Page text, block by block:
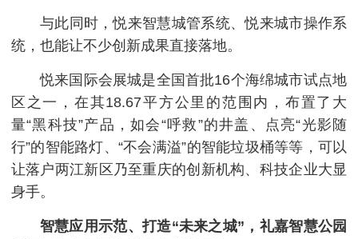
与此同时，悦来智慧城管系统、悦来城市操作系
统，也能让不少创新成果直接落地。
悦来国际会展城是全国首批16个海绵城市试点地
区之一，在其18.67平方公里的范围内，布置了大
量“黑科技”产品，如会“呼救”的井盖、点亮“光影随
行”的智能路灯、“不会满溢”的智能垃圾桶等等，可以
让落户两江新区乃至重庆的创新机构、科技企业大显
身手。
智慧应用示范、打造“未来之城”，礼嘉智慧公园